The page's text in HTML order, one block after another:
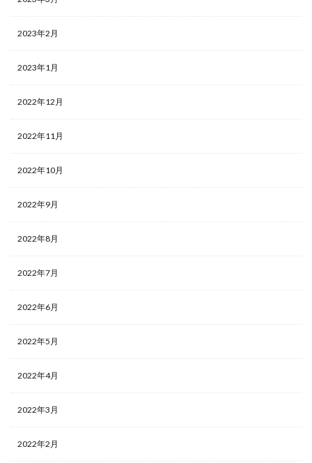
2023年2月
2023年1月
2022年12月
2022年11月
2022年10月
2022年9月
2022年8月
2022年7月
2022年6月
2022年5月
2022年4月
2022年3月
2022年2月